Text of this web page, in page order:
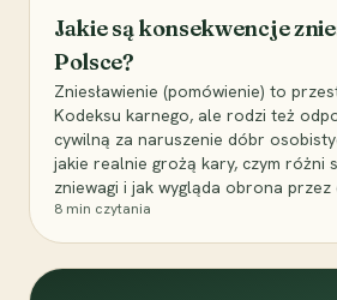
Jakie są konsekwencje
Polsce?
Zniesławienie (pomówienie) to
Kodeksu karnego, ale rodzi też
cywilną za naruszenie dóbr
jakie realnie grożą kary, czym różni
zniewagi i jak wygląda obrona
8 min czytania